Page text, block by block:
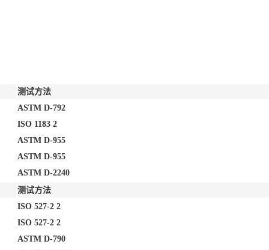
测试方法
ASTM D-792
ISO 1183 2
ASTM D-955
ASTM D-955
ASTM D-2240
测试方法
ISO 527-2 2
ISO 527-2 2
ASTM D-790